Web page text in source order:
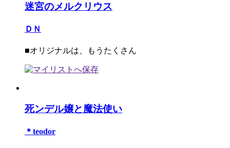
迷宮のメルクリウス
ＤＮ
■オリジナルは、もうたくさん
死ンデル嬢と魔法使い
＊teodor